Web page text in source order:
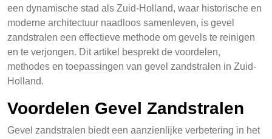
een dynamische stad als Zuid-Holland, waar historische en
moderne architectuur naadloos samenleven, is gevel
zandstralen een effectieve methode om gevels te reinigen
en te verjongen. Dit artikel besprekt de voordelen,
methodes en toepassingen van gevel zandstralen in Zuid-
Holland.
Voordelen Gevel Zandstralen
Gevel zandstralen biedt een aanzienlijke verbetering in het